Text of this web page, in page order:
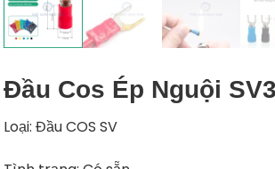
Đầu Cos Ép Nguội
Loại: Đầu COS SV